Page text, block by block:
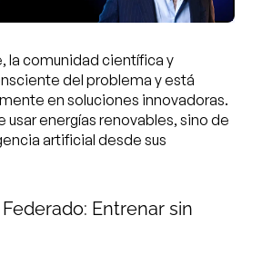
la comunidad científica y
del problema y está
en soluciones innovadoras.
usar energías renovables, sino de
artificial desde sus
Entrenar sin